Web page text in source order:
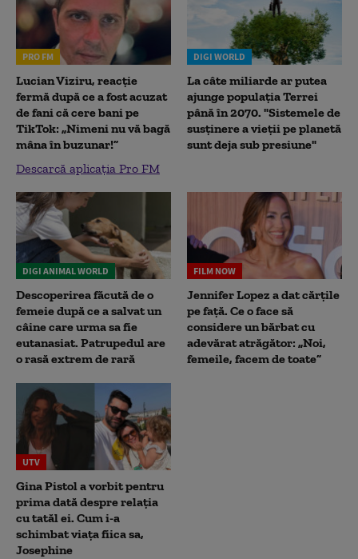
PRO FM
Lucian Viziru, reacție
fermă după ce a fost acuzat
de fani că cere bani pe
TikTok: „Nimeni nu vă bagă
mâna în buzunar!”
Descarcă aplicația Pro FM
DIGI WORLD
La câte miliarde ar putea
ajunge populația Terrei
până în 2070. "Sistemele de
susținere a vieții pe planetă
sunt deja sub presiune"
DIGI ANIMAL WORLD
Descoperirea făcută de o
femeie după ce a salvat un
câine care urma sa fie
eutanasiat. Patrupedul are
o rasă extrem de rară
FILM NOW
Jennifer Lopez a dat cărțile
pe față. Ce o face să
considere un bărbat cu
adevărat atrăgător: „Noi,
femeile, facem de toate”
UTV
Gina Pistol a vorbit pentru
prima dată despre relația
cu tatăl ei. Cum i-a
schimbat viața fiica sa,
Josephine